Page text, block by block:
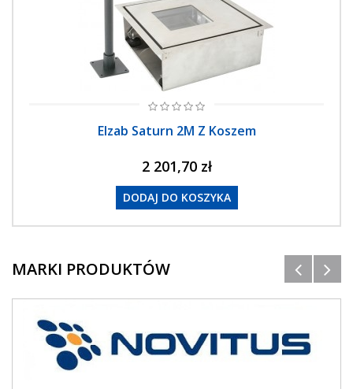
Elzab Saturn 2M Z Koszem
2 201,70 zł
DODAJ DO KOSZYKA
MARKI PRODUKTÓW